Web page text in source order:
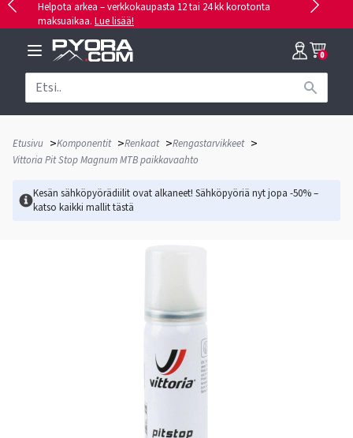
Helpota arkea – verkkokaupasta 12 tai 24 kk korotonta
maksuaikaa. Lue lisää!
0
Etusivu >Komponentit >Renkaat >Rengastarvikkeet >
Vittoria Pit Stop Magnum MTB paikkavaahto
Kesän sähköpyörädiilit ovat alkaneet! Sähköpyöriä nyt jopa -50% –
katso kaikki mallittästä